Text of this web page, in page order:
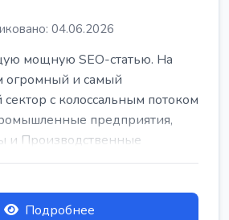
04.06.2026
мощную SEO-статью. На
огромный и самый
с колоссальным потоком
предприятия,
и Производственные
Подробнее